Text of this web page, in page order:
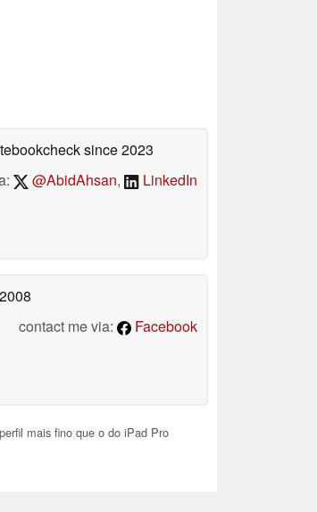
since 2023
@AbidAhsan, LinkedIn
contact me via:
Facebook
mais fino que o do iPad Pro